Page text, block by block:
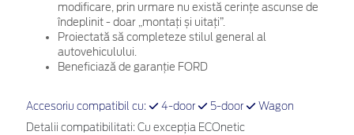
modificare, prin urmare nu există cerințe ascunse de
îndeplinit - doar „montați și uitați”.
Proiectată să completeze stilul general al
autovehiculului.
Beneficiază de garanție FORD
Accesoriu compatibil cu: 4-door 5-door Wagon
Detalii compatibilitati: Cu excepţia ECOnetic